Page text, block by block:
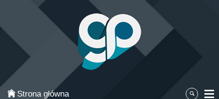
Strona główna
Categories
Najpopularniejsze
Gry zręcznościowe
Gry akcji